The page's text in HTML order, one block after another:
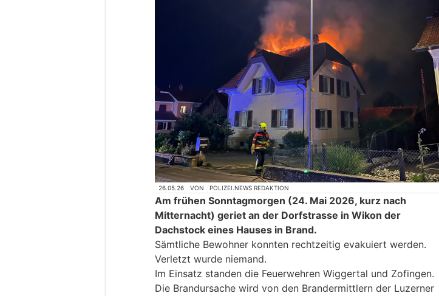
26.05.26 VON POLIZEI.NEWS REDAKTION
Am frühen Sonntagmorgen (24. Mai 2026, kurz nach
Mitternacht) geriet an der Dorfstrasse in Wikon der
Dachstock eines Hauses in Brand.
Sämtliche Bewohner konnten rechtzeitig evakuiert werden.
Verletzt wurde niemand.
Im Einsatz standen die Feuerwehren Wiggertal und Zofingen.
Die Brandursache wird von den Brandermittlern der Luzerner